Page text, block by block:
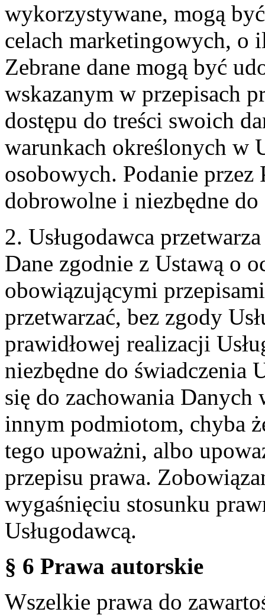
wykorzystywane, mogą
celach marketingowych, o
Zebrane dane mogą być
wskazanym w przepisach
dostępu do treści swoich
warunkach określonych w
osobowych. Podanie przez
dobrowolne i niezbędne
2. Usługodawca
Dane zgodnie z Ustawą o
obowiązującymi
przetwarzać, bez zgody
prawidłowej realizacji
niezbędne do świadczenia
się do zachowania
innym podmiotom, chyba
tego upoważni, albo
przepisu prawa.
wygaśnięciu stosunku
Usługodawcą.
§ 6 Prawa autorskie
Wszelkie prawa do